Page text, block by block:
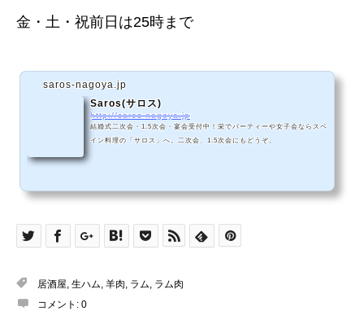
金・土・祝前日は25時まで
saros-nagoya.jp
Saros(サロス)
http://saros-nagoya.jp
結婚式二次会・1.5次会・宴会受付中！栄でパーティーや女子会ならスペ
イン料理の「サロス」へ。二次会、1.5次会にもどうぞ。
居酒屋 生ハム 羊肉 ラム ラム肉
コメント: 0